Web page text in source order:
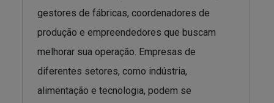
gestores de fábricas, coordenadores de
produção e empreendedores que buscam
melhorar sua operação. Empresas de
diferentes setores, como indústria,
alimentação e tecnologia, podem se